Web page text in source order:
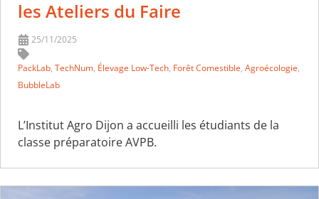
les Ateliers du Faire
25/11/2025
PackLab, TechNum, Élevage Low-Tech, Forêt Comestible, Agroécologie,
BubbleLab
L’Institut Agro Dijon a accueilli les étudiants de la
classe préparatoire AVPB.